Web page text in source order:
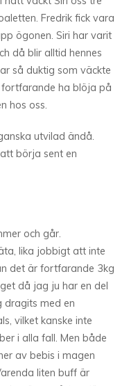
Fredrik fick vara
ögonen. Siri har varit
då blir alltid hennes
så duktig som väckte
fortfarande ha blöja på
hos oss.
utvilad ändå.
börja sent en
och går.
lika jobbigt att inte
det är fortfarande 3kg
då jag ju har en del
dragits med en
vilket kanske inte
i alla fall. Men både
av bebis i magen
liten buff är